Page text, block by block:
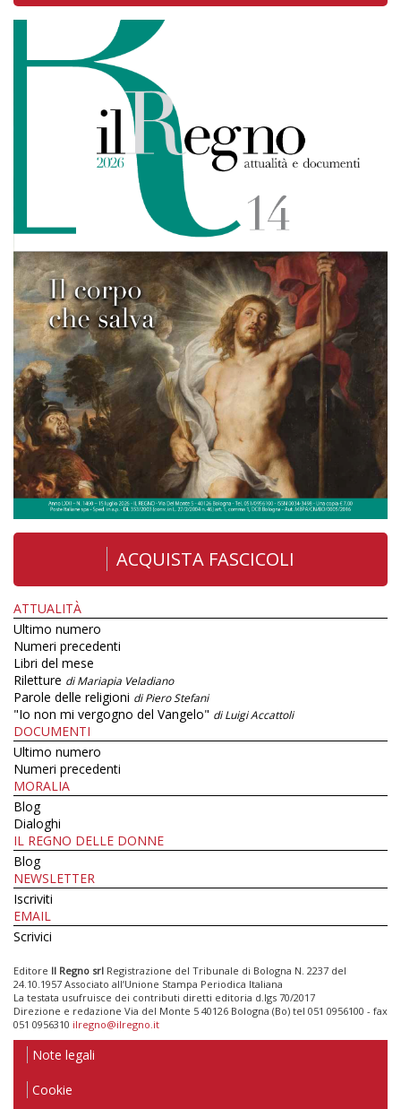
ACQUISTA FASCICOLI
ATTUALITÀ
Ultimo numero
Numeri precedenti
Libri del mese
Riletture di Mariapia Veladiano
Parole delle religioni di Piero Stefani
"Io non mi vergogno del Vangelo" di Luigi Accattoli
DOCUMENTI
Ultimo numero
Numeri precedenti
MORALIA
Blog
Dialoghi
IL REGNO DELLE DONNE
Blog
NEWSLETTER
Iscriviti
EMAIL
Scrivici
Editore Il Regno srl Registrazione del Tribunale di Bologna N. 2237 del
24.10.1957 Associato all’Unione Stampa Periodica Italiana
La testata usufruisce dei contributi diretti editoria d.lgs 70/2017
Direzione e redazione Via del Monte 5 40126 Bologna (Bo) tel 051 0956100 - fax
051 0956310 ilregno@ilregno.it
Note legali
Cookie